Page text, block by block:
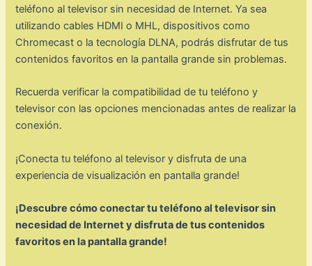
teléfono al televisor sin necesidad de Internet. Ya sea
utilizando cables HDMI o MHL, dispositivos como
Chromecast o la tecnología DLNA, podrás disfrutar de tus
contenidos favoritos en la pantalla grande sin problemas.
Recuerda verificar la compatibilidad de tu teléfono y
televisor con las opciones mencionadas antes de realizar la
conexión.
¡Conecta tu teléfono al televisor y disfruta de una
experiencia de visualización en pantalla grande!
¡Descubre cómo conectar tu teléfono al televisor sin
necesidad de Internet y disfruta de tus contenidos
favoritos en la pantalla grande!